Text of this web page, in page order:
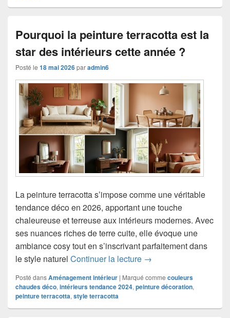
Pourquoi la peinture terracotta est la
star des intérieurs cette année ?
Posté le 18 mai 2026paradmin6
La peinture terracotta s’impose comme une véritable
tendance déco en 2026, apportant une touche
chaleureuse et terreuse aux intérieurs modernes. Avec
ses nuances riches de terre cuite, elle évoque une
ambiance cosy tout en s’inscrivant parfaitement dans
le style naturel Continuer la lecture Pourquoi la peinture
→
Posté dansAménagement intérieur | Marqué comme couleurs
chaudes déco, intérieurs tendance 2024, peinture décoration,
peinture terracotta, style terracotta